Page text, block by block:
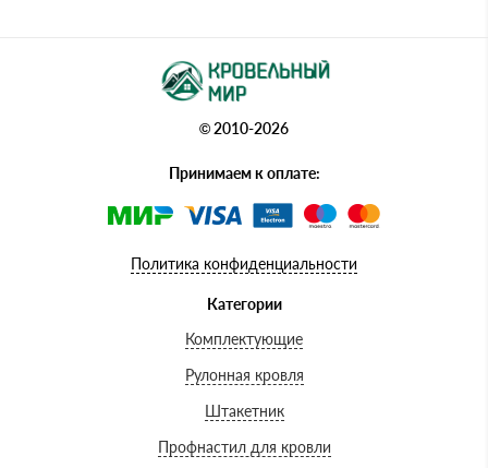
© 2010-2026
Принимаем к оплате:
Политика конфиденциальности
Категории
Комплектующие
Рулонная кровля
Штакетник
Профнастил для кровли